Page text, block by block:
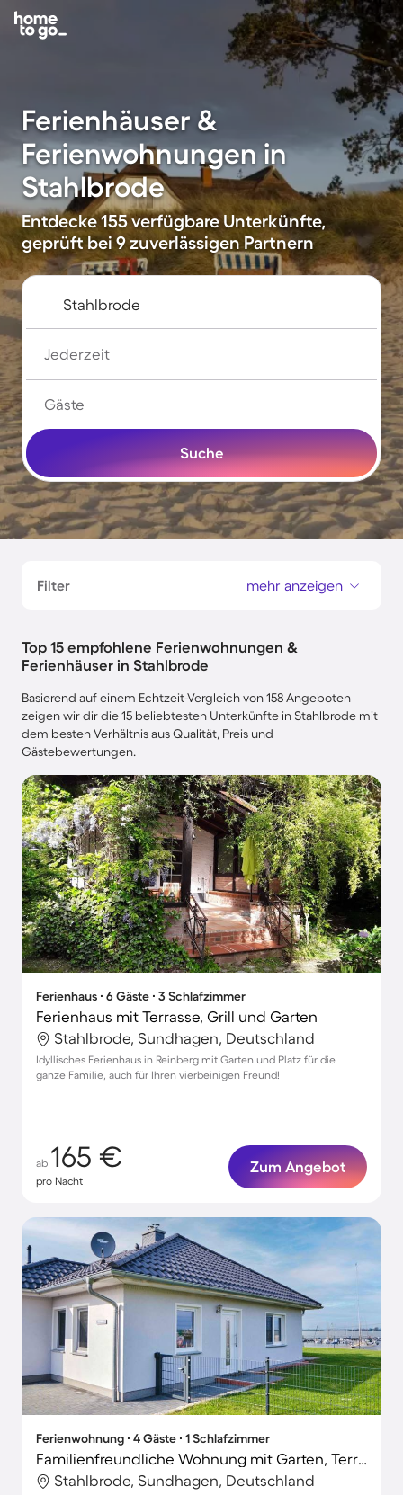
Ferienhäuser &
Ferienwohnungen in
Stahlbrode
Entdecke 155 verfügbare Unterkünfte,
geprüft bei 9 zuverlässigen Partnern
Jederzeit
Gäste
Suche
Filter mehr anzeigen
Top 15 empfohlene Ferienwohnungen &
Ferienhäuser in Stahlbrode
Basierend auf einem Echtzeit-Vergleich von 158 Angeboten
zeigen wir dir die 15 beliebtesten Unterkünfte in Stahlbrode mit
dem besten Verhältnis aus Qualität, Preis und
Gästebewertungen.
Ferienhaus ∙ 6 Gäste ∙ 3 Schlafzimmer
Ferienhaus mit Terrasse, Grill und Garten
Stahlbrode, Sundhagen, Deutschland
Idyllisches Ferienhaus in Reinberg mit Garten und Platz für die
ganze Familie, auch für Ihren vierbeinigen Freund!
ab 165 €
pro Nacht
Zum Angebot
Ferienwohnung ∙ 4 Gäste ∙ 1 Schlafzimmer
Familienfreundliche Wohnung mit Garten, Terrasse und Grill | Haustiere sind willkommen
Stahlbrode, Sundhagen, Deutschland